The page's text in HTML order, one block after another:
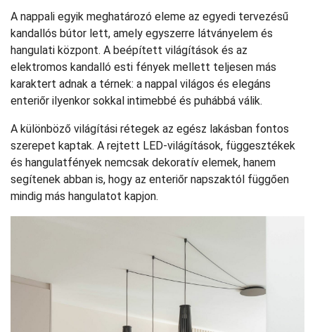
A nappali egyik meghatározó eleme az egyedi tervezésű
kandallós bútor lett, amely egyszerre látványelem és
hangulati központ. A beépített világítások és az
elektromos kandalló esti fények mellett teljesen más
karaktert adnak a térnek: a nappal világos és elegáns
enteriőr ilyenkor sokkal intimebbé és puhábbá válik.
A különböző világítási rétegek az egész lakásban fontos
szerepet kaptak. A rejtett LED-világítások, függesztékek
és hangulatfények nemcsak dekoratív elemek, hanem
segítenek abban is, hogy az enteriőr napszaktól függően
mindig más hangulatot kapjon.